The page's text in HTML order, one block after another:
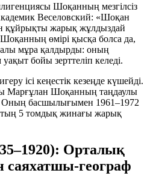
Шоқанның мезгілсіз
Веселовский: «Шоқан
құйрықты жарық жұлдыздай
өмірі қысқа болса да,
мұра қалдырды: оның
бойы зерттеліп келеді.
ісі кеңестік кезеңде күшейді.
Марғұлан Шоқанның таңдаулы
басшылығымен 1961–1972
5 томдық жинағы жарық
Орталық
саяхатшы-географ